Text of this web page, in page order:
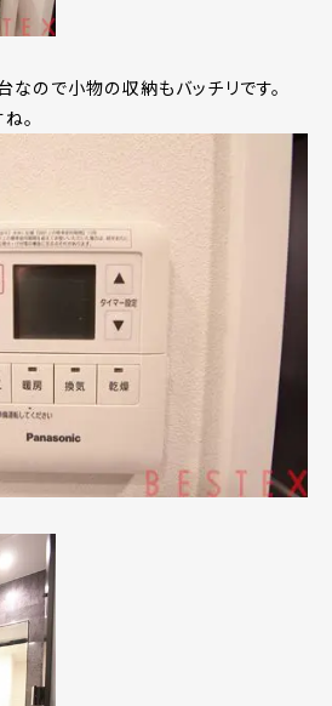
ので小物の収納もバッチリです。
。